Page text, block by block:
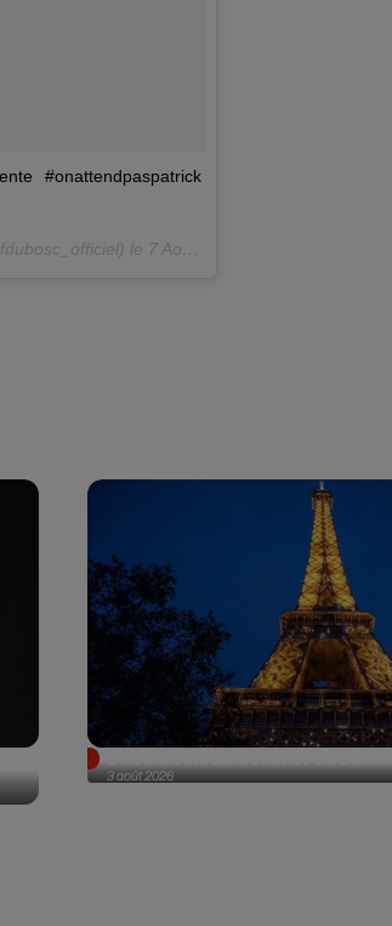
#onattendpaspatrick
le 7 Août 2018 à 8 :43 PDT
3 août 2026